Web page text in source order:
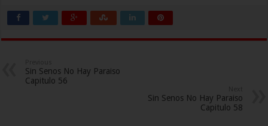
Sin Senos No Hay Paraiso
Capitulo 56
Sin Senos No Hay Paraiso
Capitulo 58